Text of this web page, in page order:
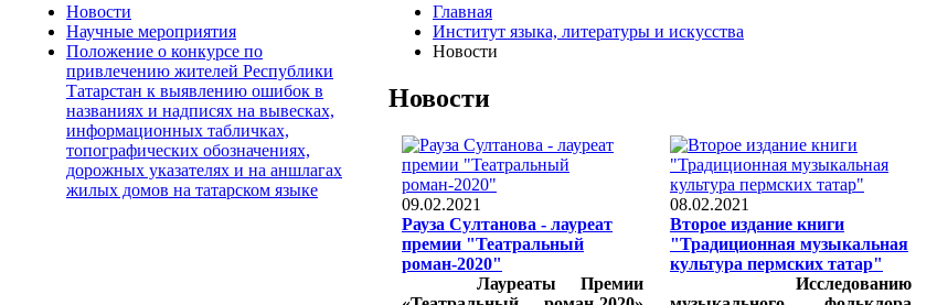
Новости
Научные мероприятия
Положение о конкурсе по
привлечению жителей Республики
Татарстан к выявлению ошибок в
названиях и надписях на вывесках,
информационных табличках,
топографических обозначениях,
дорожных указателях и на аншлагах
жилых домов на татарском языке
Главная
Институт языка, литературы и искусства
Новости
Новости
09.02.2021
Рауза Султанова - лауреат
премии "Театральный
роман-2020"
Лауреаты Премии
08.02.2021
Второе издание книги
"Традиционная музыкальная
культура пермских татар"
Исследованию